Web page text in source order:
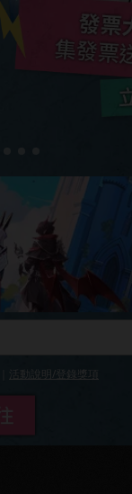
活動說明/登錄獎項